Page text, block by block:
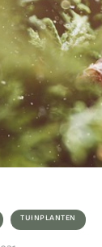
TUINPLANTEN